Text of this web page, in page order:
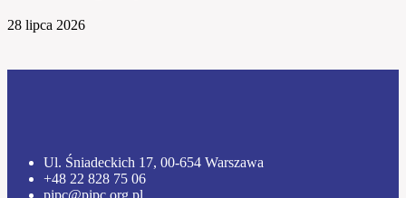
28 lipca 2026
Ul. Śniadeckich 17, 00-654 Warszawa
+48 22 828 75 06
pipc@pipc.org.pl